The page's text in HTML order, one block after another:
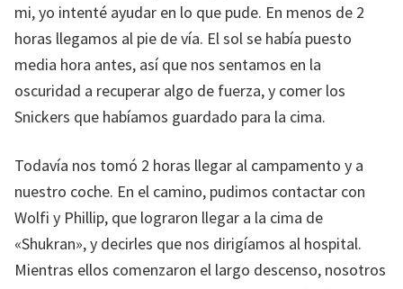
mi, yo intenté ayudar en lo que pude. En menos de 2
horas llegamos al pie de vía. El sol se había puesto
media hora antes, así que nos sentamos en la
oscuridad a recuperar algo de fuerza, y comer los
Snickers que habíamos guardado para la cima.
Todavía nos tomó 2 horas llegar al campamento y a
nuestro coche. En el camino, pudimos contactar con
Wolfi y Phillip, que lograron llegar a la cima de
«Shukran», y decirles que nos dirigíamos al hospital.
Mientras ellos comenzaron el largo descenso, nosotros